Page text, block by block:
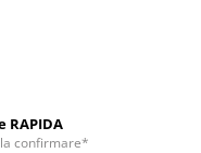
RAPIDA
confirmare*